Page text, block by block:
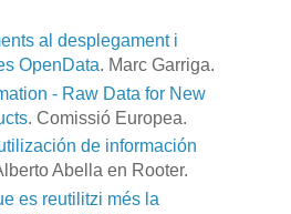
al desplegament i
OpenData. Marc Garriga.
- Raw Data for New
. Comissió Europea.
de información
Abella en Rooter.
es reutilitzi més la